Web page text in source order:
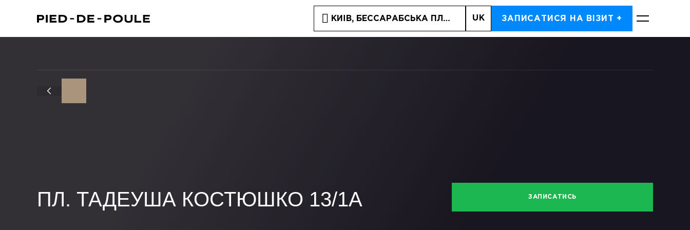
КИЇВ, БЕССАРАБСЬКА ПЛОЩА, 7UK ЗАПИСАТИСЯ НА ВІЗИТ +
ПЛ. ТАДЕУША КОСТЮШКО 13/1A ЗАПИСАТИСЬ